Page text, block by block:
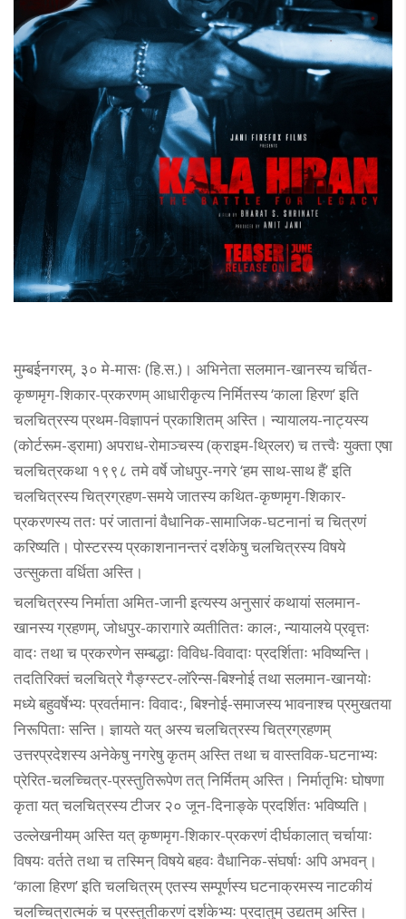
मुम्बईनगरम्, ३० मे-मासः (हि.स.)। अभिनेता सलमान-खानस्य चर्चित-
कृष्णमृग-शिकार-प्रकरणम् आधारीकृत्य निर्मितस्य ‘काला हिरण’ इति
चलचित्रस्य प्रथम-विज्ञापनं प्रकाशितम् अस्ति। न्यायालय-नाट्यस्य
(कोर्टरूम-ड्रामा) अपराध-रोमाञ्चस्य (क्राइम-थ्रिलर) च तत्त्वैः युक्ता एषा
चलचित्रकथा १९९८ तमे वर्षे जोधपुर-नगरे ‘हम साथ-साथ हैं’ इति
चलचित्रस्य चित्रग्रहण-समये जातस्य कथित-कृष्णमृग-शिकार-
प्रकरणस्य ततः परं जातानां वैधानिक-सामाजिक-घटनानां च चित्रणं
करिष्यति। पोस्टरस्य प्रकाशनानन्तरं दर्शकेषु चलचित्रस्य विषये
उत्सुकता वर्धिता अस्ति।
चलचित्रस्य निर्माता अमित-जानी इत्यस्य अनुसारं कथायां सलमान-
खानस्य ग्रहणम्, जोधपुर-कारागारे व्यतीतितः कालः, न्यायालये प्रवृत्तः
वादः तथा च प्रकरणेन सम्बद्धाः विविध-विवादाः प्रदर्शिताः भविष्यन्ति।
तदतिरिक्तं चलचित्रे गैङ्ग्स्टर-लॉरेन्स-बिश्नोई तथा सलमान-खानयोः
मध्ये बहुवर्षेभ्यः प्रवर्तमानः विवादः, बिश्नोई-समाजस्य भावनाश्च प्रमुखतया
निरूपिताः सन्ति। ज्ञायते यत् अस्य चलचित्रस्य चित्रग्रहणम्
उत्तरप्रदेशस्य अनेकेषु नगरेषु कृतम् अस्ति तथा च वास्तविक-घटनाभ्यः
प्रेरित-चलच्चित्र-प्रस्तुतिरूपेण तत् निर्मितम् अस्ति। निर्मातृभिः घोषणा
कृता यत् चलचित्रस्य टीजर २० जून-दिनाङ्के प्रदर्शितः भविष्यति।
उल्लेखनीयम् अस्ति यत् कृष्णमृग-शिकार-प्रकरणं दीर्घकालात् चर्चायाः
विषयः वर्तते तथा च तस्मिन् विषये बहवः वैधानिक-संघर्षाः अपि अभवन्।
‘काला हिरण’ इति चलचित्रम् एतस्य सम्पूर्णस्य घटनाक्रमस्य नाटकीयं
चलच्चित्रात्मकं च प्रस्तुतीकरणं दर्शकेभ्यः प्रदातुम् उद्यतम् अस्ति।